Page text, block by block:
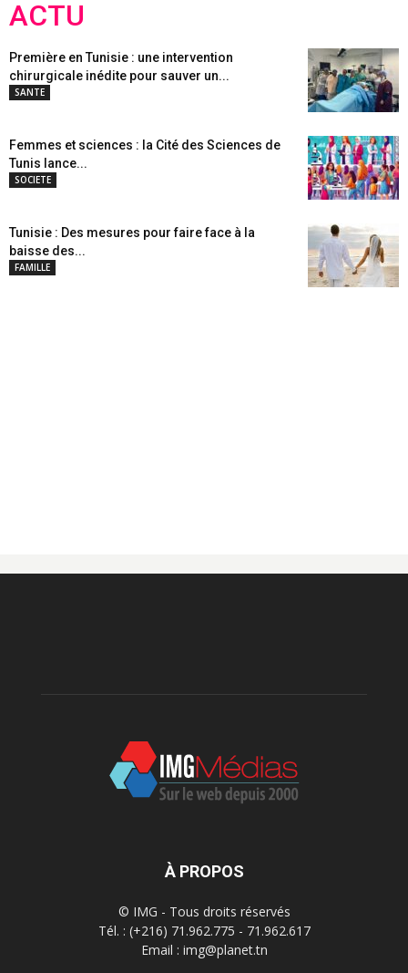
ACTU
Première en Tunisie : une intervention
chirurgicale inédite pour sauver un...
SANTE
Femmes et sciences : la Cité des Sciences de
Tunis lance...
SOCIETE
Tunisie : Des mesures pour faire face à la
baisse des...
FAMILLE
À PROPOS
© IMG - Tous droits réservés
Tél. : (+216) 71.962.775 - 71.962.617
Email : img@planet.tn